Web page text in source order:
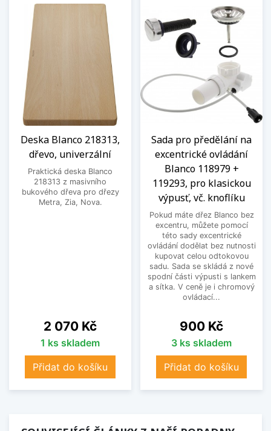
Deska Blanco 218313,
dřevo, univerzální
Praktická deska Blanco
218313 z masivního
bukového dřeva pro dřezy
Metra, Zia, Nova.
Cena
2 070 Kč
1 ks skladem
Přidat do košíku
Sada pro předělání na
excentrické ovládání
Blanco 118979 +
119293, pro klasickou
výpusť, vč. knoflíku
Pokud máte dřez Blanco bez
excentru, můžete pomocí
této sady excentrické
ovládání dodělat bez nutnosti
kupovat celou odtokovou
sadu. Sada se skládá z nové
spodní části výpusti s lankem
a sítka. V ceně je i chromový
ovládací...
Cena
900 Kč
3 ks skladem
Přidat do košíku